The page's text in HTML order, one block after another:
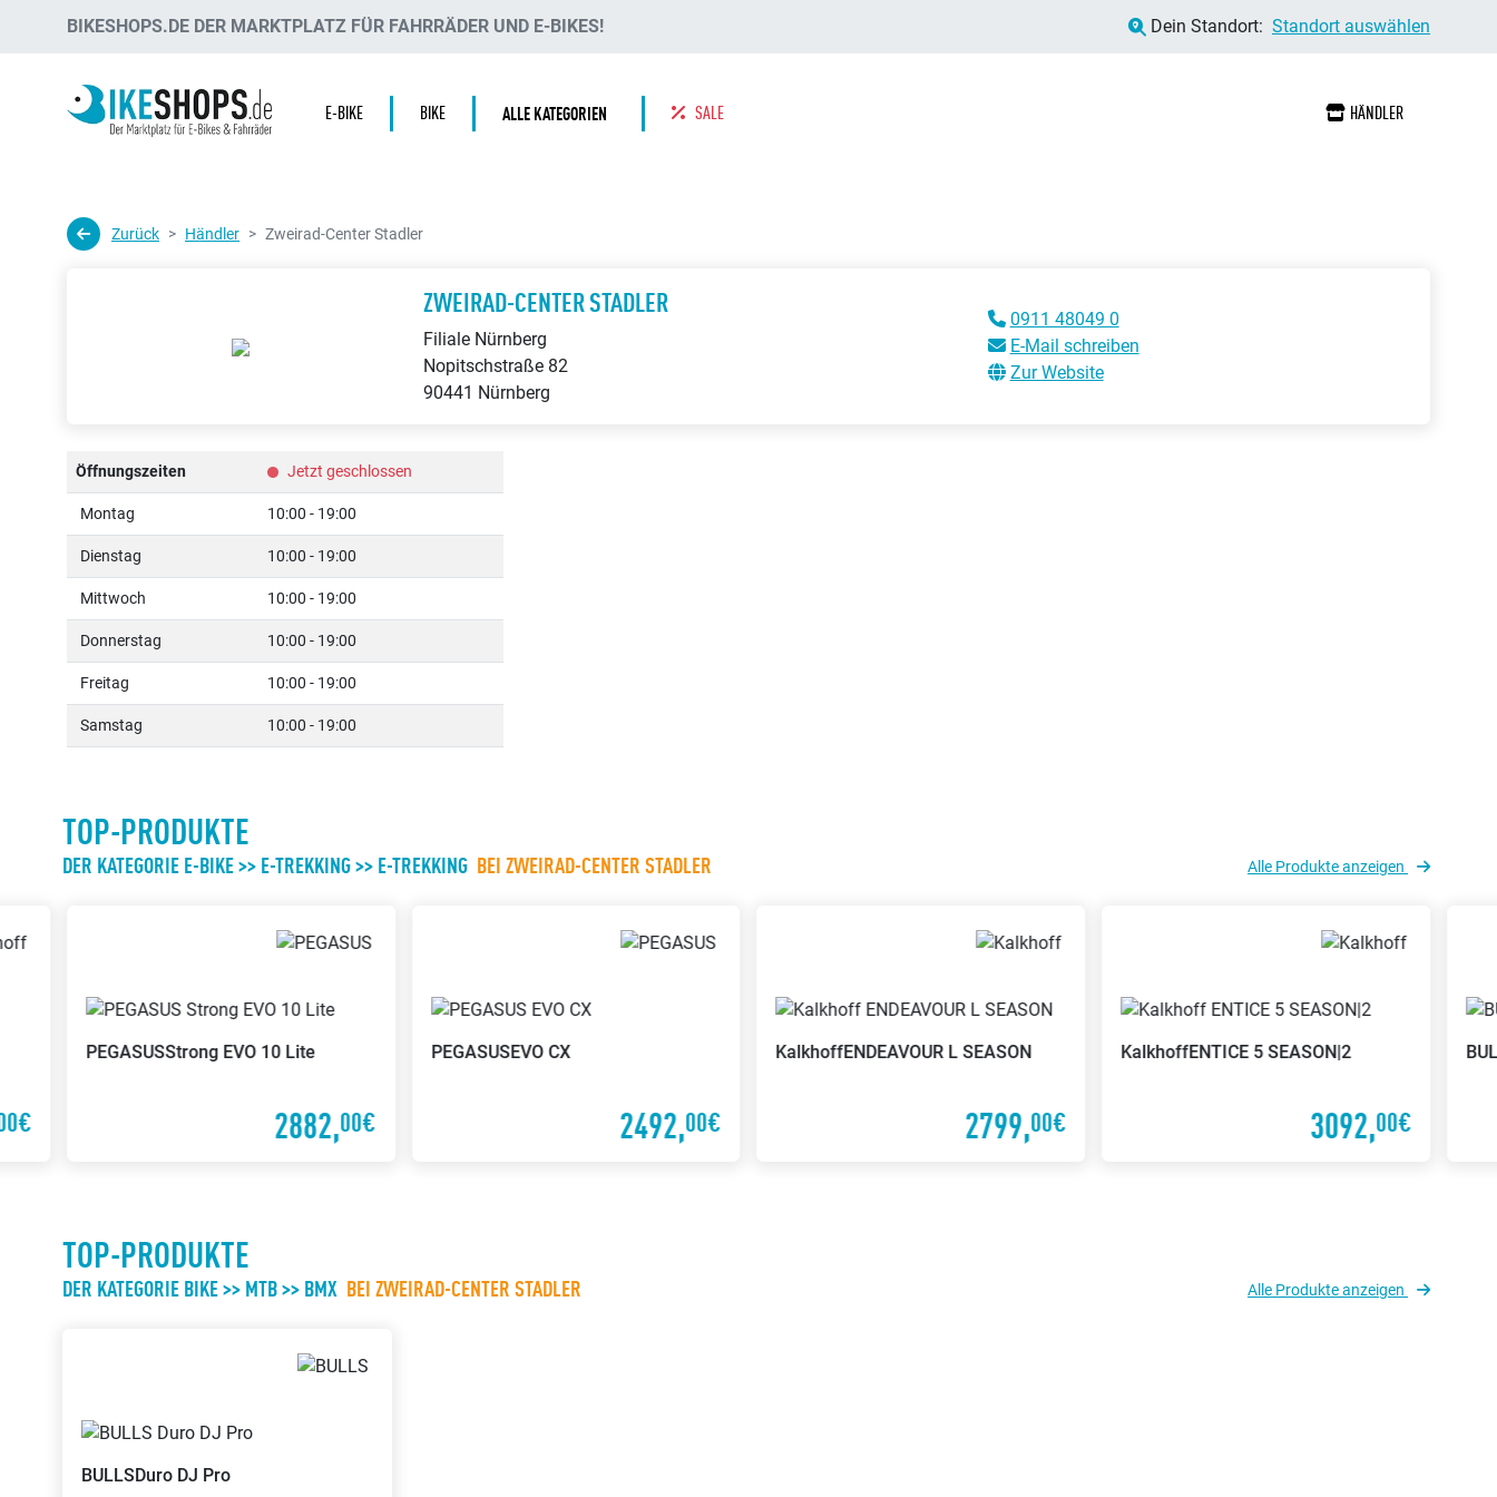
BIKESHOPS.DE DER MARKTPLATZ FÜR FAHRRÄDER UND E-BIKES! Dein Standort: Standort auswählen
E-BIKE BIKE ALLE KATEGORIEN SALE HÄNDLER
Zurück Händler Zweirad-Center Stadler
ZWEIRAD-CENTER STADLER
Filiale Nürnberg
Nopitschstraße 82
90441 Nürnberg
0911 48049 0
E-Mail schreiben
Zur Website
Öffnungszeiten Jetzt geschlossen
Montag 10:00 - 19:00
Dienstag 10:00 - 19:00
Mittwoch 10:00 - 19:00
Donnerstag 10:00 - 19:00
Freitag 10:00 - 19:00
Samstag 10:00 - 19:00
TOP-PRODUKTE
DER KATEGORIE E-BIKE >> E-TREKKING >> E-TREKKING BEI ZWEIRAD-CENTER STADLER Alle Produkte anzeigen
PEGASUSStrong EVO 10 Lite
2882,00€
PEGASUSEVO CX
2492,00€
KalkhoffENDEAVOUR L SEASON
2799,00€
KalkhoffENTICE 5 SEASON|2
3092,00€
TOP-PRODUKTE
DER KATEGORIE BIKE >> MTB >> BMX BEI ZWEIRAD-CENTER STADLER Alle Produkte anzeigen
BULLSDuro DJ Pro